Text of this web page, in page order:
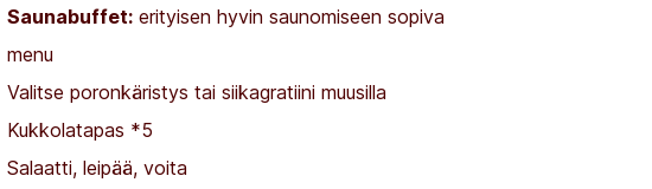
Saunabuffet: erityisen hyvin saunomiseen sopiva
menu
Valitse poronkäristys tai siikagratiini muusilla
Kukkolatapas *5
Salaatti, leipää, voita